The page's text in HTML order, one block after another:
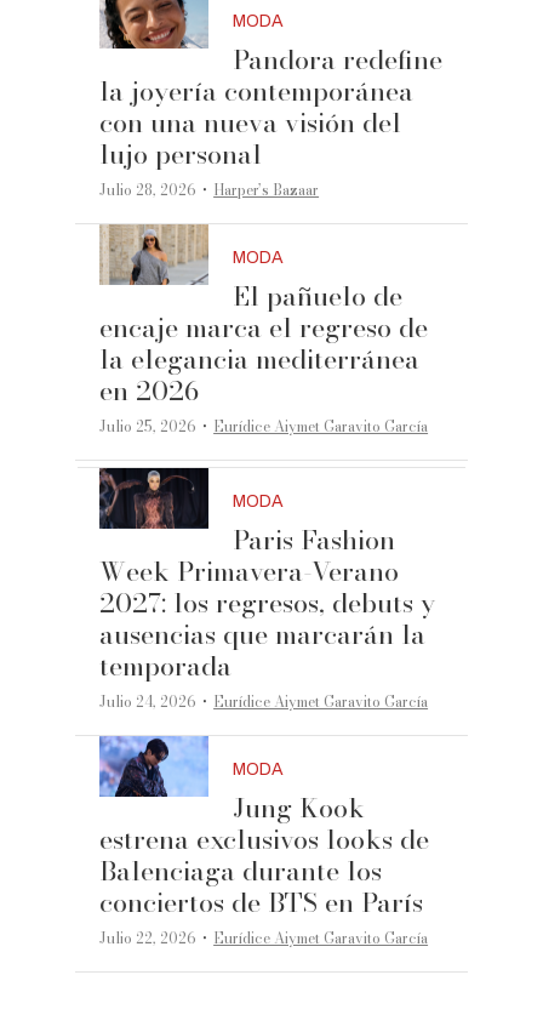
MODA
Pandora redefine
la joyería contemporánea
con una nueva visión del
lujo personal
Julio 28, 2026 ·Harper’s Bazaar
MODA
El pañuelo de
encaje marca el regreso de
la elegancia mediterránea
en 2026
Julio 25, 2026 ·Eurídice Aiymet Garavito García
MODA
Paris Fashion
Week Primavera-Verano
2027: los regresos, debuts y
ausencias que marcarán la
temporada
Julio 24, 2026 ·Eurídice Aiymet Garavito García
MODA
Jung Kook
estrena exclusivos looks de
Balenciaga durante los
conciertos de BTS en París
Julio 22, 2026 ·Eurídice Aiymet Garavito García